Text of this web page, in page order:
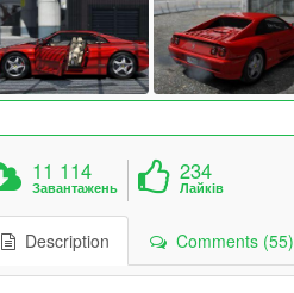
11 114
Завантажень
234
Лайків
Description Comments (55)